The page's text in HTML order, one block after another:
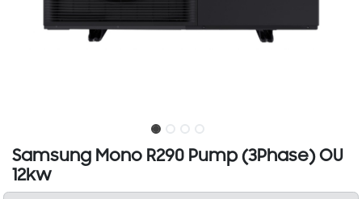
Samsung Mono R290 Pump (3Phase) OU
12kw